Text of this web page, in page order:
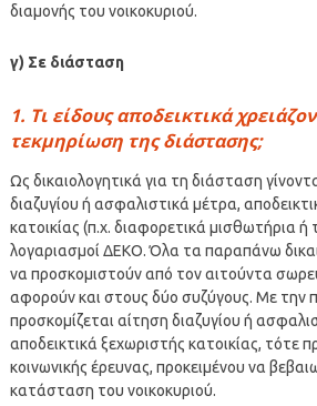
διαμονής του νοικοκυριού.
γ) Σε διάσταση
1. Τι είδους αποδεικτικά
τεκμηρίωση της διάστασης;
Ως δικαιολογητικά για τη διάσταση
διαζυγίου ή ασφαλιστικά μέτρα,
κατοικίας (π.χ. διαφορετικά μισθωτήρια ή
λογαριασμοί ΔΕΚΟ. Όλα τα παραπάνω
να προσκομιστούν από τον αιτούντα
αφορούν και στους δύο συζύγους. Με την
προσκομίζεται αίτηση διαζυγίου ή
αποδεικτικά ξεχωριστής κατοικίας, τότε
κοινωνικής έρευνας, προκειμένου να
κατάσταση του νοικοκυριού.